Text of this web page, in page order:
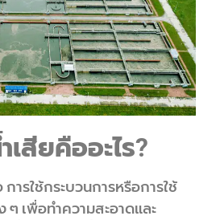
เสียคืออะไร?
ารใช้กระบวนการหรือการใช้
ๆ เพื่อทำความสะอาดและ